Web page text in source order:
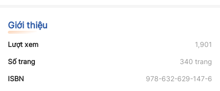
Giới thiệu
Lượt xem 1,901
Số trang 340 trang
ISBN 978-632-629-147-6